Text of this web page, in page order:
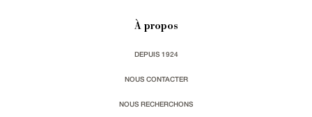
À propos
DEPUIS 1924
NOUS CONTACTER
NOUS RECHERCHONS